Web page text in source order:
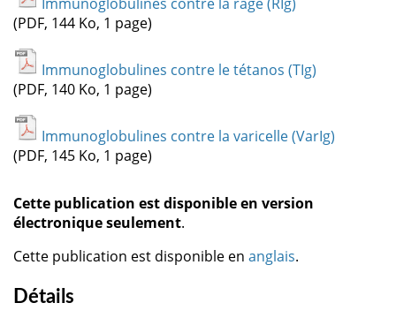
(PDF, 144 Ko, 1 page)
Immunoglobulines contre le tétanos (TIg)
(PDF, 140 Ko, 1 page)
Immunoglobulines contre la varicelle (VarIg)
(PDF, 145 Ko, 1 page)
Cette publication est disponible en version
électronique seulement.
Cette publication est disponible en anglais.
Détails